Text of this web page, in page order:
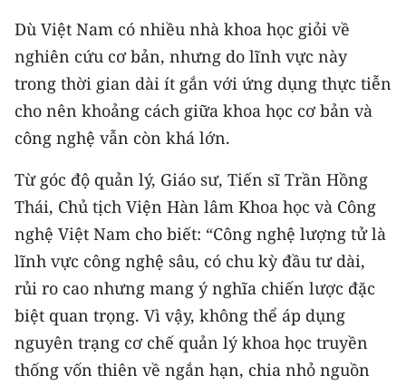
Chuyên trang Hà Nội
Chuyên trang TP. Hồ Chí Minh
CHUYÊN ĐỀ
CÁC CHUYÊN TRANG
VỀ BÁO NHÂN DÂN
THỜI NAY
NHÂN DÂN CUỐI TUẦN
NHÂN DÂN HẰNG THÁNG
Dù Việt Nam có nhiều nhà khoa học giỏi về
nghiên cứu cơ bản, nhưng do lĩnh vực này
trong thời gian dài ít gắn với ứng dụng thực tiễn
cho nên khoảng cách giữa khoa học cơ bản và
công nghệ vẫn còn khá lớn.
Từ góc độ quản lý, Giáo sư, Tiến sĩ Trần Hồng
Thái, Chủ tịch Viện Hàn lâm Khoa học và Công
nghệ Việt Nam cho biết: “Công nghệ lượng tử là
lĩnh vực công nghệ sâu, có chu kỳ đầu tư dài,
rủi ro cao nhưng mang ý nghĩa chiến lược đặc
biệt quan trọng. Vì vậy, không thể áp dụng
nguyên trạng cơ chế quản lý khoa học truyền
thống vốn thiên về ngắn hạn, chia nhỏ nguồn